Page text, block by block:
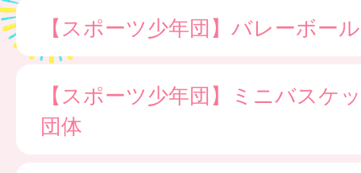
【スポーツ少年団】バレーボー
【スポーツ少年団】ミニバスケ
団体